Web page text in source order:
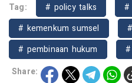
Tag: # policy talks
#
# kemenkum sumsel
# pembinaan hukum
Share: